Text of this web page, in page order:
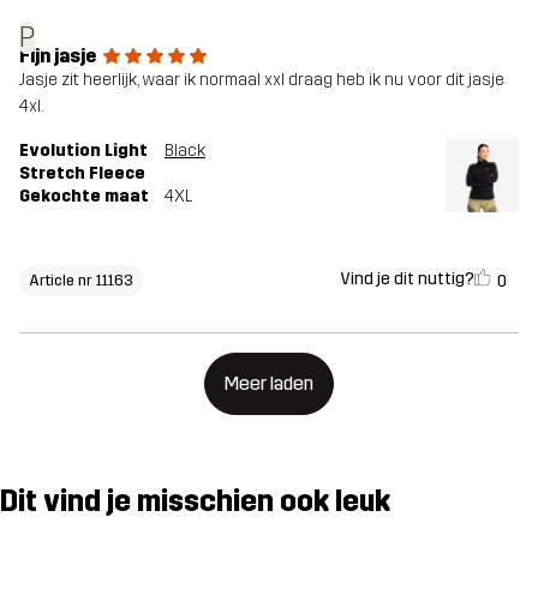
P
Fijn jasje
Jasje zit heerlijk, waar ik normaal xxl draag heb ik nu voor dit jasje
4xl.
Evolution Light
Stretch Fleece
Black
Gekochte maat 4XL
Article nr 11163 Vind je dit nuttig? 0
Meer laden
Dit vind je misschien ook leuk